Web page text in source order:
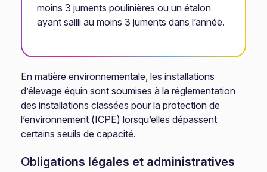
moins 3 juments poulinières ou un étalon
ayant sailli au moins 3 juments dans l’année.
En matière environnementale, les installations
d’élevage équin sont soumises à la réglementation
des installations classées pour la protection de
l’environnement (ICPE) lorsqu’elles dépassent
certains seuils de capacité.
Obligations légales et administratives